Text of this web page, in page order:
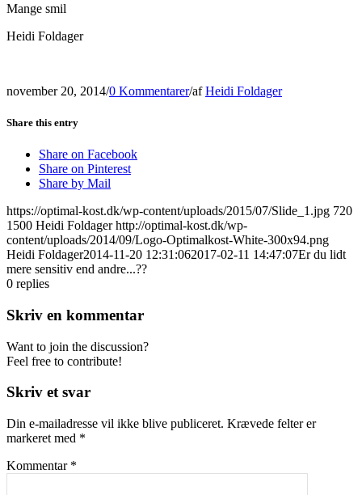
Mange smil
Heidi Foldager
november 20, 2014/0 Kommentarer/afHeidi Foldager
Share this entry
Share on Facebook
Share on Pinterest
Share by Mail
https://optimal-kost.dk/wp-content/uploads/2015/07/Slide_1.jpg 720
1500 Heidi Foldager http://optimal-kost.dk/wp-
content/uploads/2014/09/Logo-Optimalkost-White-300x94.png
Heidi Foldager2014-11-20 12:31:062017-02-11 14:47:07Er du lidt
mere sensitiv end andre...??
0 replies
Skriv en kommentar
Want to join the discussion?
Feel free to contribute!
Skriv et svar
Din e-mailadresse vil ikke blive publiceret. Krævede felter er
markeret med *
Kommentar *